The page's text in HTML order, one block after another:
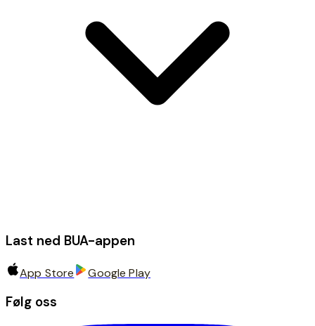
Last ned BUA-appen
App Store Google Play
Følg oss